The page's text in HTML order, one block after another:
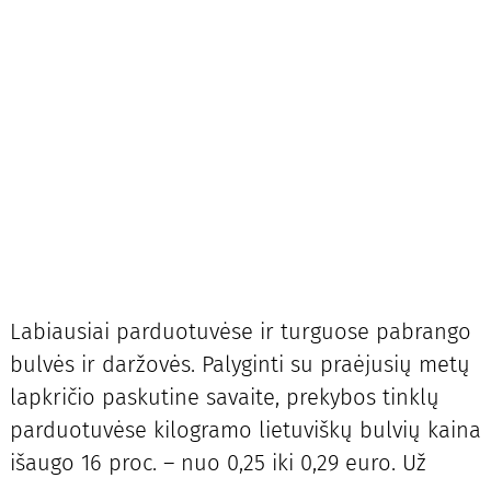
Labiausiai parduotuvėse ir turguose pabrango
bulvės ir daržovės. Palyginti su praėjusių metų
lapkričio paskutine savaite, prekybos tinklų
parduotuvėse kilogramo lietuviškų bulvių kaina
išaugo 16 proc. – nuo 0,25 iki 0,29 euro. Už